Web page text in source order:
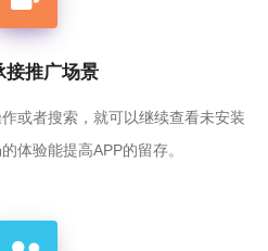
接推广场景
或者搜索，就可以继续查看未安装
体验能提高APP的留存。